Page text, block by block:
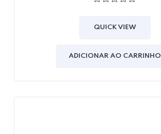
of
QUICK VIEW
ADICIONAR AO CARRINHO